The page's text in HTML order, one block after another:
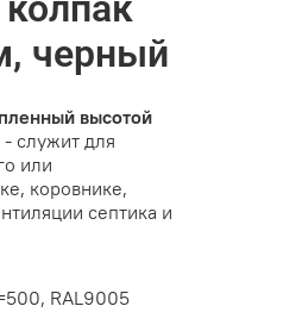
черный
высотой
- служит для
или
коровнике,
септика и
RAL9005